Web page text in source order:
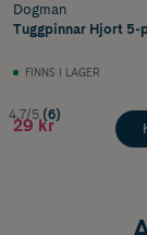
Dogman
Tuggpinnar Hjort 5-
FINNS I LAGER
4.7/5 (6)
29 kr